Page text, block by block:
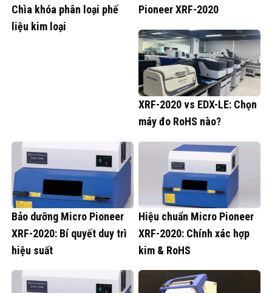
Chìa khóa phân loại phế
liệu kim loại
Pioneer XRF-2020
XRF-2020 vs EDX-LE: Chọn
máy đo RoHS nào?
Bảo dưỡng Micro Pioneer
XRF-2020: Bí quyết duy trì
hiệu suất
Hiệu chuẩn Micro Pioneer
XRF-2020: Chính xác hợp
kim & RoHS